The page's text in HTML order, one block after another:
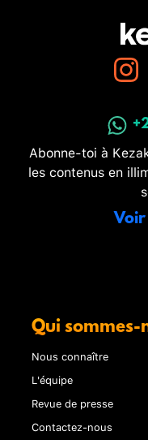
Abonne-toi à
les contenus en
Qui sommes-
Nous connaître
L'équipe
Revue de presse
Contactez-nous